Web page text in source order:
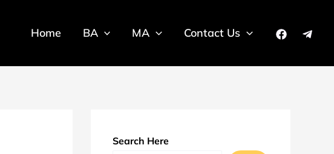
Home BA MA Contact Us
Search Here